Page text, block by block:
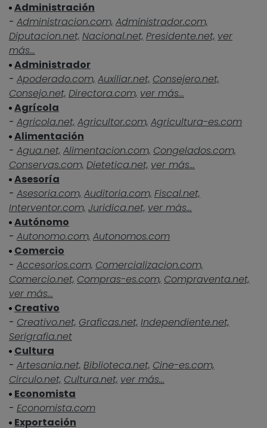
Administración
- Administracion.com, Administrador.com,
Diputacion.net, Nacional.net, Presidente.net, ver
más...
Administrador
- Apoderado.com, Auxiliar.net, Consejero.net,
Consejo.net, Directora.com, ver más...
Agrícola
- Agricola.net, Agricultor.com, Agricultura-es.com
Alimentación
- Agua.net, Alimentacion.com, Congelados.com,
Conservas.com, Dietetica.net, ver más...
Asesoría
- Asesoria.com, Auditoria.com, Fiscal.net,
Interventor.com, Juridica.net, ver más...
Autónomo
- Autonomo.com, Autonomos.com
Comercio
- Accesorios.com, Comercializacion.com,
Comercio.net, Compras-es.com, Compraventa.net,
ver más...
Creativo
- Creativo.net, Graficas.net, Independiente.net,
Serigrafia.net
Cultura
- Artesania.net, Biblioteca.net, Cine-es.com,
Circulo.net, Cultura.net, ver más...
Economista
- Economista.com
Exportación